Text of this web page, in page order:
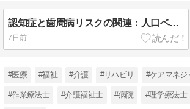
認知症と歯周病リスクの関連：人口ベースのコホート研究
7日前
#医療 #福祉 #介護 #リハビリ #ケアマネジ
#作業療法士 #介護福祉士 #病院 #理学療法士